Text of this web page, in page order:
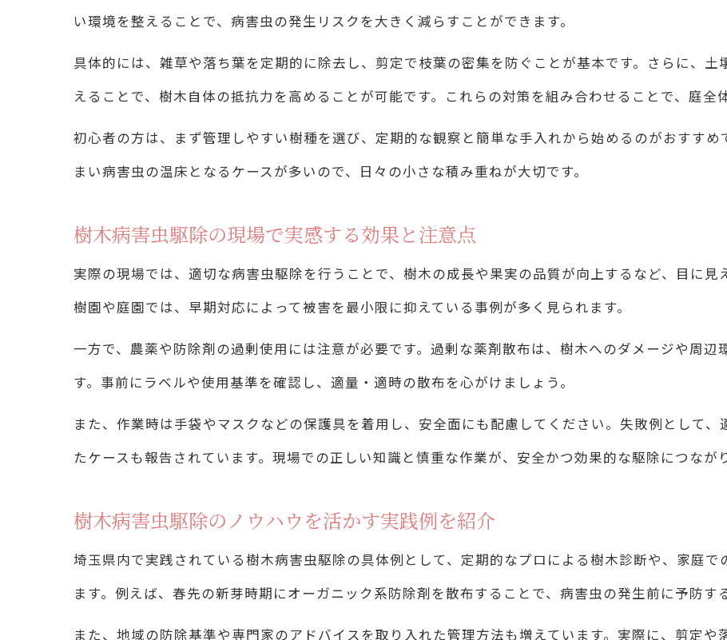
樹木病害虫駆除の成功例から学ぶ守り方の工夫
樹木病害虫駆除で樹木を長く守るための秘訣
い環境を整えることで、病害虫の発生リスクを大きく減らすことができます。
具体的には、雑草や落ち葉を定期的に除去し、剪定で枝葉の密集を防ぐことが基本です。さらに、
えることで、樹木自体の抵抗力を高めることが可能です。これらの対策を組み合わせることで、庭全
初心者の方は、まず管理しやすい樹種を選び、定期的な観察と簡単な手入れから始めるのがおすす
まい病害虫の温床となるケースが多いので、日々の小さな積み重ねが大切です。
樹木病害虫駆除の現場で実感する効果と注意点
実際の現場では、適切な病害虫駆除を行うことで、樹木の成長や果実の品質が向上するなど、目に
樹園や庭園では、早期対応によって被害を最小限に抑えている事例が多く見られます。
一方で、農薬や防除剤の過剰使用には注意が必要です。過剰な薬剤散布は、樹木へのダメージや周辺
す。事前にラベルや使用基準を確認し、適量・適時の散布を心がけましょう。
また、作業時は手袋やマスクなどの保護具を着用し、安全面にも配慮してください。失敗例として
たケースも報告されています。現場での正しい知識と慎重な作業が、安全かつ効果的な駆除につながり
樹木病害虫駆除のノウハウを活かす実践例を紹介
埼玉県内で実践されている樹木病害虫駆除の具体例として、定期的なプロによる樹木診断や、家庭
ます。例えば、春先の新芽時期にオーガニック系防除剤を散布することで、病害虫の発生前に予防す
また、地域の防除基準や専門家のアドバイスを取り入れた管理方法も増えています。実際に、剪定